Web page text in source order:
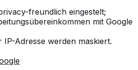
freundlich eingestelt;
mit Google
Adresse werden maskiert.